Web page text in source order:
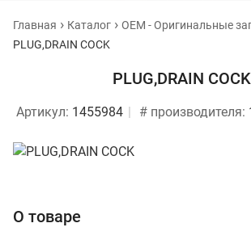
Главная Каталог OEM - Оригинальные
PLUG,DRAIN COCK
PLUG,DRAIN COCK
Артикул: 1455984 # производителя:
О товаре